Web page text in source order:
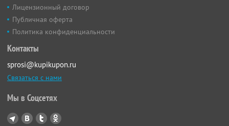
Лицензионный договор
Публичная оферта
Политика конфиденциальности
Контакты
sprosi@kupikupon.ru
Связаться с нами
Мы в Соцсетях